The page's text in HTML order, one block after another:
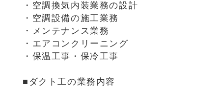
・空調換気内装業務の設計
・空調設備の施工業務
・メンテナンス業務
・エアコンクリーニング
・保温工事・保冷工事
■ダクト工の業務内容